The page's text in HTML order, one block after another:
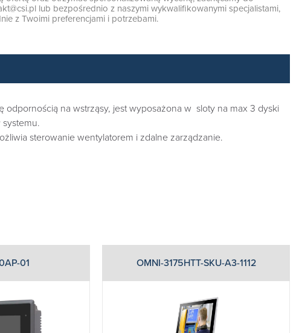
lub bezpośrednio z naszymi wykwalifikowanymi specjalistami,
z Twoimi preferencjami i potrzebami.
odpornością na wstrząsy, jest wyposażona w sloty na max 3 dyski
sterowanie wentylatorem i zdalne zarządzanie.
01 OMNI-3175HTT-SKU-A3-1112